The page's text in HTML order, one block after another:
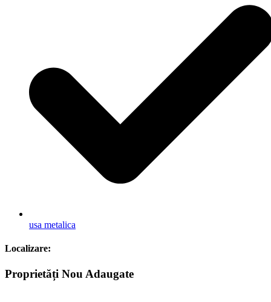
usa metalica
Localizare:
Proprietăți Nou Adaugate